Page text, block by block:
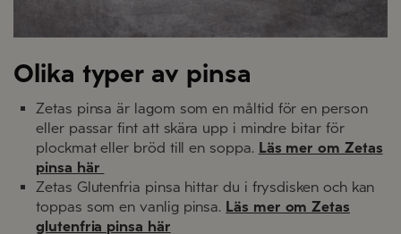
Olika typer av pinsa
Zetas pinsa är lagom som en måltid för en person
eller passar fint att skära upp i mindre bitar för
plockmat eller bröd till en soppa. Läs mer om Zetas
pinsa här
Zetas Glutenfria pinsa hittar du i frysdisken och kan
toppas som en vanlig pinsa. Läs mer om Zetas
glutenfria pinsa här